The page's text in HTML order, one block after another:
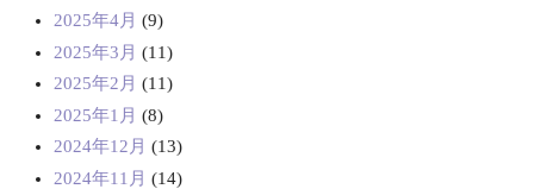
2025年4月 (9)
2025年3月 (11)
2025年2月 (11)
2025年1月 (8)
2024年12月 (13)
2024年11月 (14)